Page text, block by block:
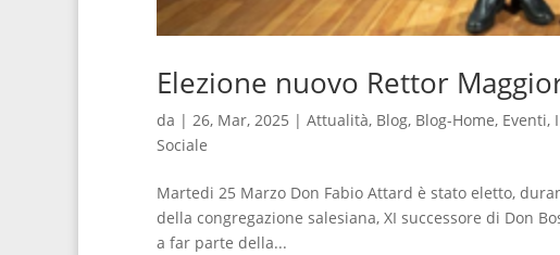
Elezione nuovo Rettor
da | 26, Mar, 2025 | Attualità, Blog, Blog-Home, Eventi,
Sociale
Martedi 25 Marzo Don Fabio Attard è stato eletto,
della congregazione salesiana, XI successore di Don
a far parte della...